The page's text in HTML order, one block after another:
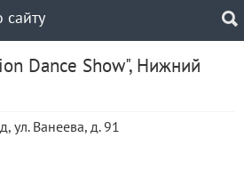
Dance Show", Нижний
ул. Ванеева, д. 91